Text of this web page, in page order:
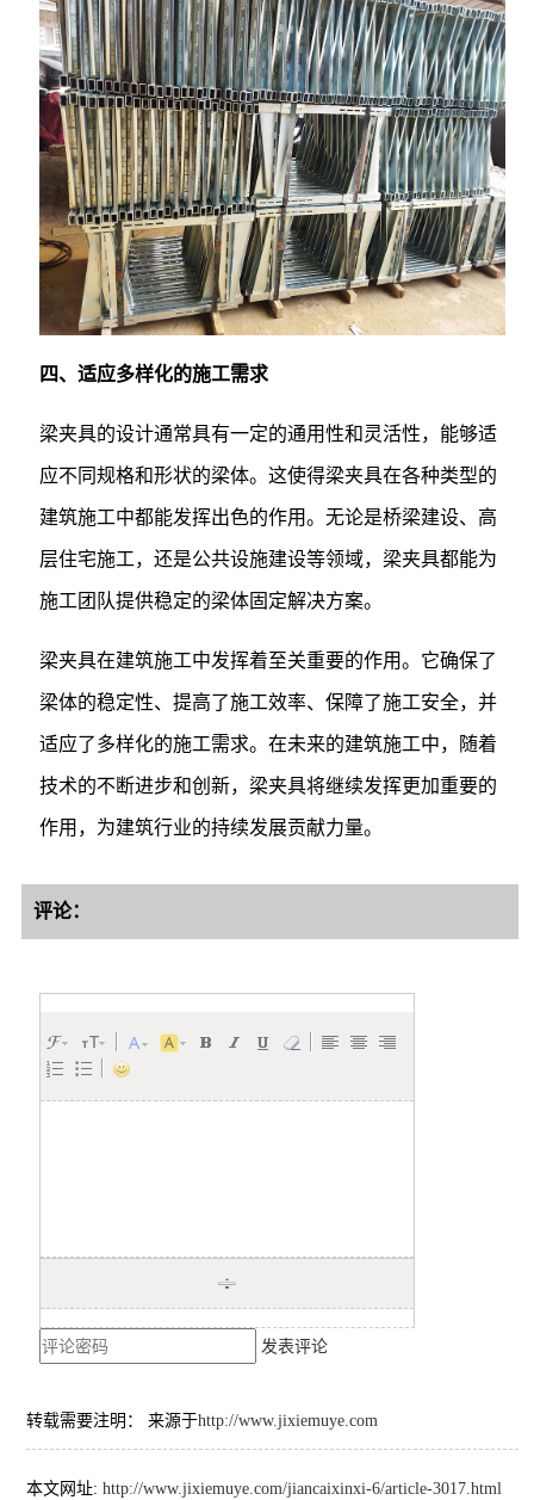
四、适应多样化的施工需求
梁夹具的设计通常具有一定的通用性和灵活性，能够适
应不同规格和形状的梁体。这使得梁夹具在各种类型的
建筑施工中都能发挥出色的作用。无论是桥梁建设、高
层住宅施工，还是公共设施建设等领域，梁夹具都能为
施工团队提供稳定的梁体固定解决方案。
梁夹具在建筑施工中发挥着至关重要的作用。它确保了
梁体的稳定性、提高了施工效率、保障了施工安全，并
适应了多样化的施工需求。在未来的建筑施工中，随着
技术的不断进步和创新，梁夹具将继续发挥更加重要的
作用，为建筑行业的持续发展贡献力量。
评论：
发表评论
转载需要注明： 来源于http://www.jixiemuye.com
本文网址: http://www.jixiemuye.com/jiancaixinxi-6/article-3017.html